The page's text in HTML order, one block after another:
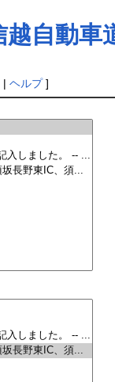
越自動車
| ヘルプ]